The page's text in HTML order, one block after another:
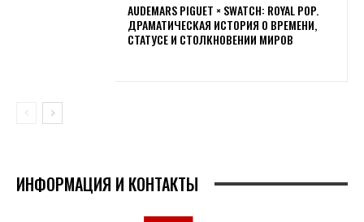
AUDEMARS PIGUET × SWATCH: ROYAL POP.
ДРАМАТИЧЕСКАЯ ИСТОРИЯ О ВРЕМЕНИ,
СТАТУСЕ И СТОЛКНОВЕНИИ МИРОВ
ИНФОРМАЦИЯ И КОНТАКТЫ